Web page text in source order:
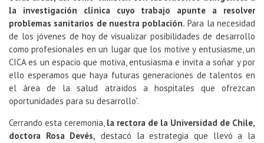
la investigación clínica cuyo trabajo apunte a resolver
problemas sanitarios de nuestra población. Para la necesidad
de los jóvenes de hoy de visualizar posibilidades de desarrollo
como profesionales en un lugar que los motive y entusiasme, un
CICA es un espacio que motiva, entusiasma e invita a soñar y por
ello esperamos que haya futuras generaciones de talentos en
el área de la salud atraídos a hospitales que ofrezcan
oportunidades para su desarrollo”.
Cerrando esta ceremonia, la rectora de la Universidad de Chile,
doctora Rosa Devés, destacó la estrategia que llevó a la